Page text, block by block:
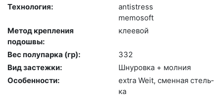
Технология:
an­tist­ress
me­mosoft
Метод крепления
подошвы:
кле­евой
Вес полупарка (гр):
332
Вид застежки:
Шну­ров­ка + мол­ния
Особенности:
ext­ra We­it, смен­ная стель­
ка